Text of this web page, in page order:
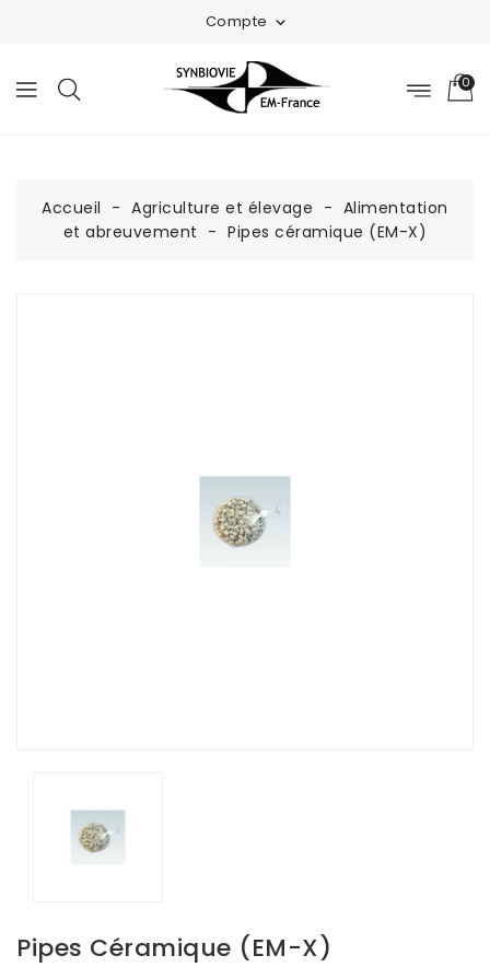
Compte 
0
Accueil Agriculture et élevage
Alimentation
et abreuvement
Pipes céramique (EM-X)
Pipes Céramique (EM-X)